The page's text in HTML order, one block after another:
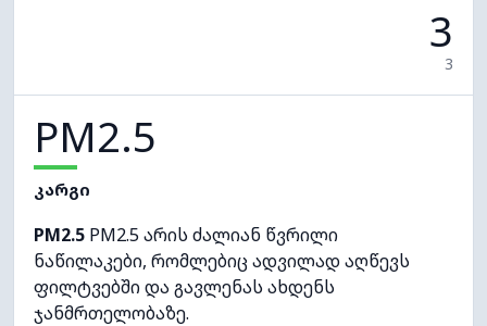
3
3
PM2.5
კარგი
PM2.5 PM2.5 არის ძალიან წვრილი
ნაწილაკები, რომლებიც ადვილად აღწევს
ფილტვებში და გავლენას ახდენს
ჯანმრთელობაზე.